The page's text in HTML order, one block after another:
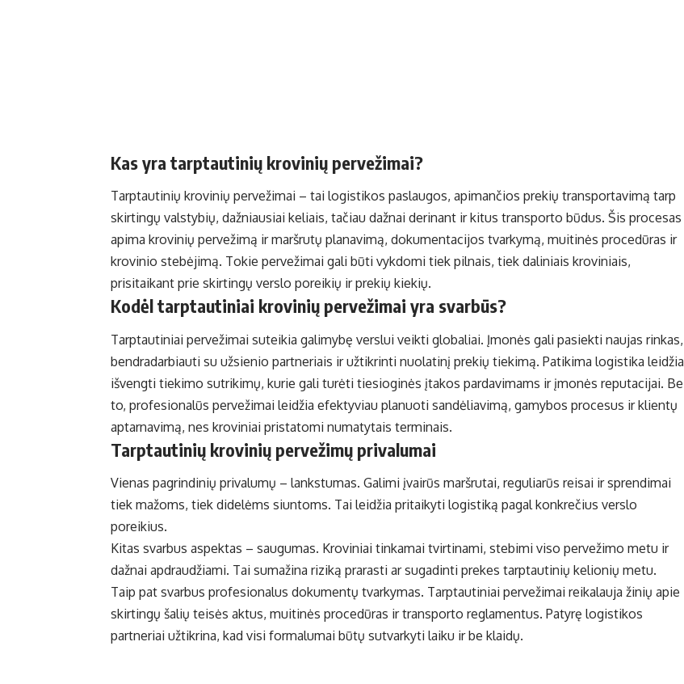
Kas yra tarptautinių krovinių pervežimai?
Tarptautinių krovinių pervežimai – tai logistikos paslaugos, apimančios prekių transportavimą tarp
skirtingų valstybių, dažniausiai keliais, tačiau dažnai derinant ir kitus transporto būdus. Šis procesas
apima krovinių pervežimą ir maršrutų planavimą, dokumentacijos tvarkymą, muitinės procedūras ir
krovinio stebėjimą. Tokie pervežimai gali būti vykdomi tiek pilnais, tiek daliniais kroviniais,
prisitaikant prie skirtingų verslo poreikių ir prekių kiekių.
Kodėl tarptautiniai krovinių pervežimai yra svarbūs?
Tarptautiniai pervežimai suteikia galimybę verslui veikti globaliai. Įmonės gali pasiekti naujas rinkas,
bendradarbiauti su užsienio partneriais ir užtikrinti nuolatinį prekių tiekimą. Patikima logistika leidžia
išvengti tiekimo sutrikimų, kurie gali turėti tiesioginės įtakos pardavimams ir įmonės reputacijai. Be
to, profesionalūs pervežimai leidžia efektyviau planuoti sandėliavimą, gamybos procesus ir klientų
aptarnavimą, nes kroviniai pristatomi numatytais terminais.
Tarptautinių krovinių pervežimų privalumai
Vienas pagrindinių privalumų – lankstumas. Galimi įvairūs maršrutai, reguliarūs reisai ir sprendimai
tiek mažoms, tiek didelėms siuntoms. Tai leidžia pritaikyti logistiką pagal konkrečius verslo
poreikius.
Kitas svarbus aspektas – saugumas. Kroviniai tinkamai tvirtinami, stebimi viso pervežimo metu ir
dažnai apdraudžiami. Tai sumažina riziką prarasti ar sugadinti prekes tarptautinių kelionių metu.
Taip pat svarbus profesionalus dokumentų tvarkymas. Tarptautiniai pervežimai reikalauja žinių apie
skirtingų šalių teisės aktus, muitinės procedūras ir transporto reglamentus. Patyrę logistikos
partneriai užtikrina, kad visi formalumai būtų sutvarkyti laiku ir be klaidų.